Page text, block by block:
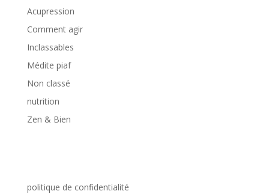
Acupression
Comment agir
Inclassables
Médite piaf
Non classé
nutrition
Zen & Bien
politique de confidentialité